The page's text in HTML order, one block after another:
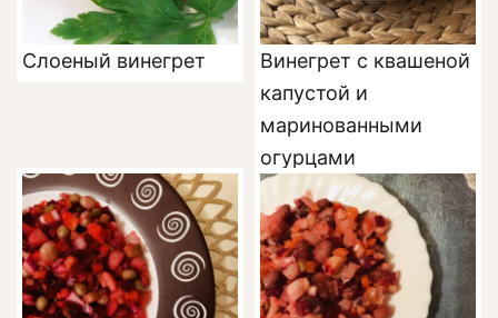
Слоеный винегрет
Винегрет с квашеной
капустой и
маринованными
огурцами